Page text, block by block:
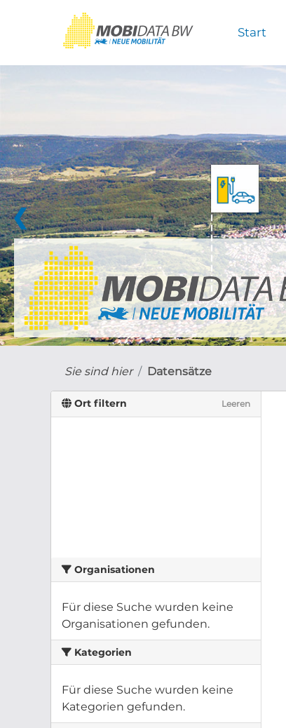
Start
❮
Sie sind hier Datensätze
Ort filtern Leeren
Organisationen
Für diese Suche wurden keine
Organisationen gefunden.
Kategorien
Für diese Suche wurden keine
Kategorien gefunden.